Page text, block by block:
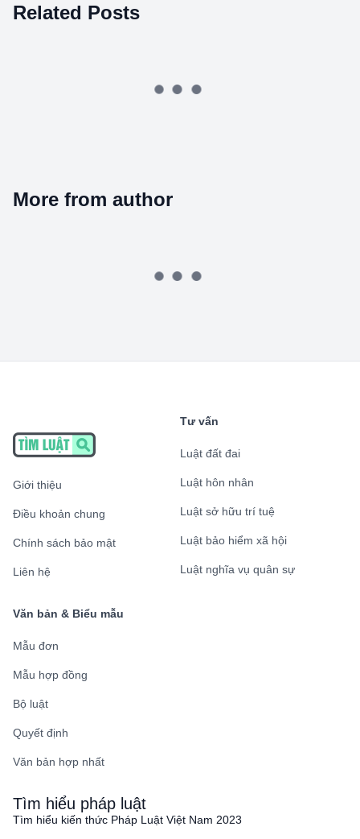
Related Posts
More from author
Giới thiệu
Điều khoản chung
Chính sách bảo mật
Liên hệ
Tư vấn
Luật đất đai
Luật hôn nhân
Luật sở hữu trí tuệ
Luật bảo hiểm xã hội
Luật nghĩa vụ quân sự
Văn bản & Biểu mẫu
Mẫu đơn
Mẫu hợp đồng
Bộ luật
Quyết định
Văn bản hợp nhất
Tìm hiểu pháp luật
Tìm hiểu kiến thức Pháp Luật Việt Nam 2023